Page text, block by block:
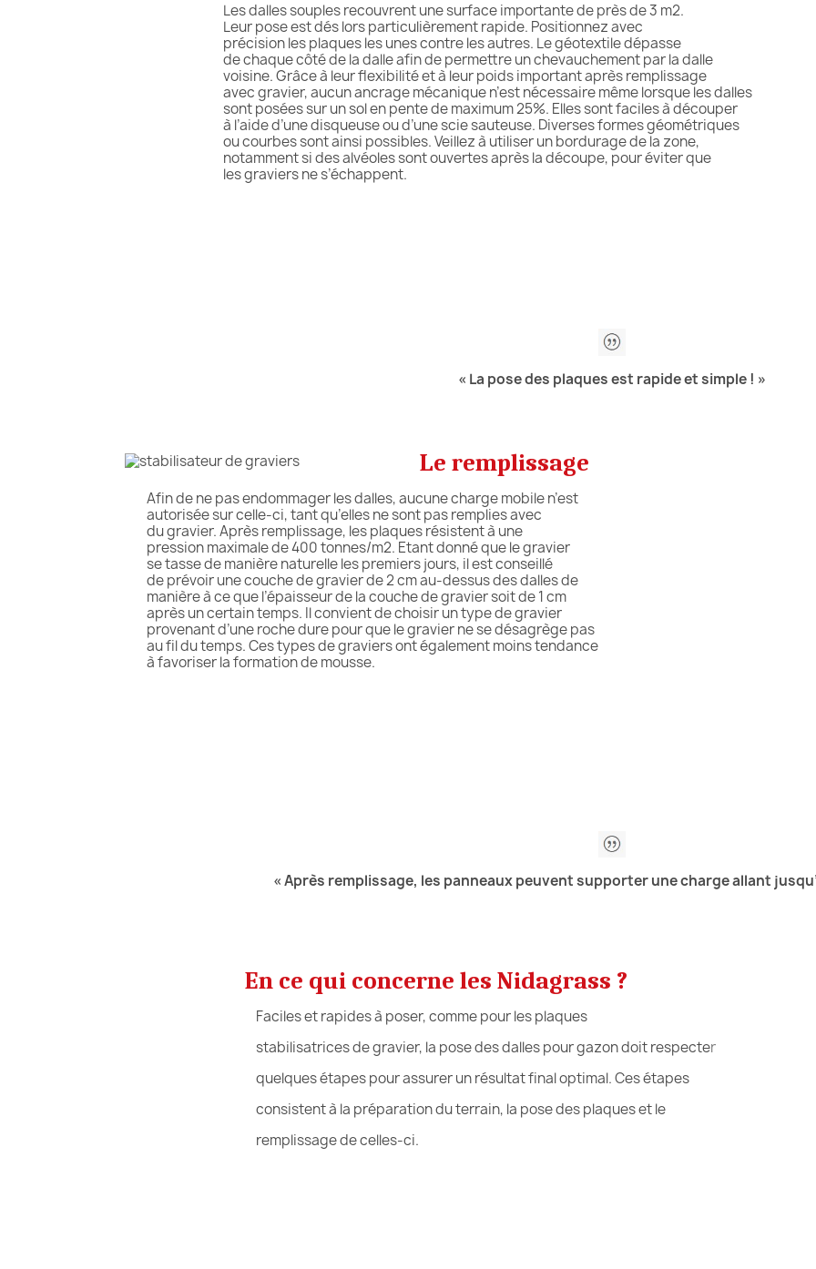
Les dalles souples recouvrent une surface importante de près de 3 m2.
Leur pose est dés lors particulièrement rapide. Positionnez avec
précision les plaques les unes contre les autres. Le géotextile dépasse
de chaque côté de la dalle afin de permettre un chevauchement par la dalle
voisine. Grâce à leur flexibilité et à leur poids important après remplissage
avec gravier, aucun ancrage mécanique n’est nécessaire même lorsque les dalles
sont posées sur un sol en pente de maximum 25%. Elles sont faciles à découper
à l’aide d’une disqueuse ou d’une scie sauteuse. Diverses formes géométriques
ou courbes sont ainsi possibles. Veillez à utiliser un bordurage de la zone,
notamment si des alvéoles sont ouvertes après la découpe, pour éviter que
les graviers ne s’échappent.
« La pose des plaques est rapide et simple ! »
Le remplissage
Afin de ne pas endommager les dalles, aucune charge mobile n’est
autorisée sur celle-ci, tant qu’elles ne sont pas remplies avec
du gravier. Après remplissage, les plaques résistent à une
pression maximale de 400 tonnes/m2. Etant donné que le gravier
se tasse de manière naturelle les premiers jours, il est conseillé
de prévoir une couche de gravier de 2 cm au-dessus des dalles de
manière à ce que l’épaisseur de la couche de gravier soit de 1 cm
après un certain temps. Il convient de choisir un type de gravier
provenant d’une roche dure pour que le gravier ne se désagrège pas
au fil du temps. Ces types de graviers ont également moins tendance
à favoriser la formation de mousse.
« Après remplissage, les panneaux peuvent supporter une charge allant
En ce qui concerne les Nidagrass ?
Faciles et rapides à poser, comme pour les plaques
stabilisatrices de gravier, la pose des dalles pour gazon doit respecter
quelques étapes pour assurer un résultat final optimal. Ces étapes
consistent à la préparation du terrain, la pose des plaques et le
remplissage de celles-ci.